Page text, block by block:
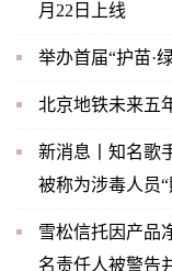
月22日上线
北京地铁未来五
新消息丨知名歌
被称为涉毒人员“
雪松信托因产品
名责任人被警告